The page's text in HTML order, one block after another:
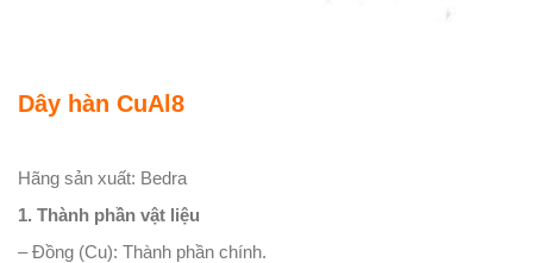
Dây hàn CuAl8
Hãng sản xuất: Bedra
1. Thành phần vật liệu
– Đồng (Cu): Thành phần chính.